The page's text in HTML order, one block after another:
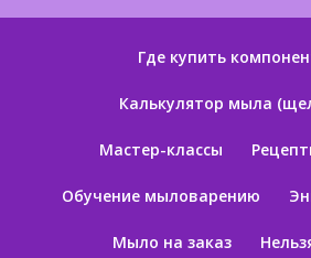
Где купить
Калькулятор мыла
Мастер-классы
Обучение мыловарению
Мыло на заказ